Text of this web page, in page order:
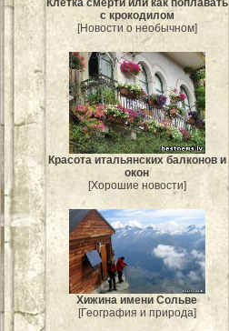
Клетка смерти или как поплавать
с крокодилом
[Новости о необычном]
Красота итальянских балконов и
окон
[Хорошие новости]
Хижина имени Сольве
[География и природа]